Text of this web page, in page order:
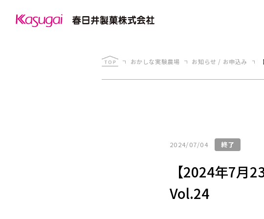
おかしな実験農場 お知らせ / お申込み
2024/07/04 終了
【2024年7月
Vol.24